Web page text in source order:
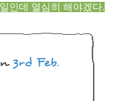
인데 열심히 해야겠다.